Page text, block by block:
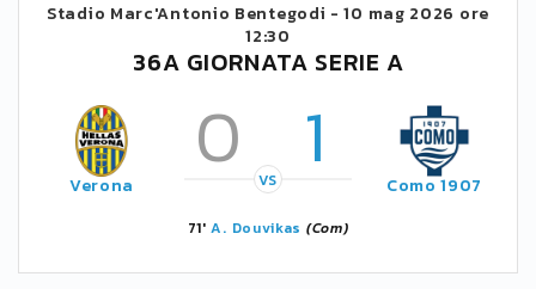
Stadio Marc'Antonio Bentegodi -10 mag 2026 ore
12:30
36A GIORNATA SERIE A
Verona 0 1
VS Como 1907
71'A. Douvikas (Com)